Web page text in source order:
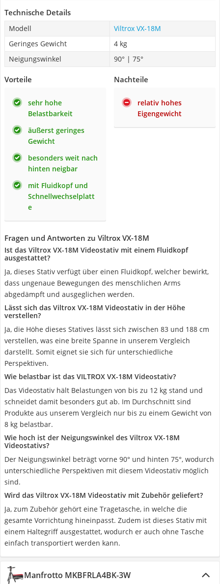
Technische Details
Modell
Viltrox VX-18M
Geringes Gewicht
4 kg
Neigungswinkel
90° | 75°
Vorteile
sehr hohe
Belastbarkeit
äußerst geringes
Gewicht
besonders weit nach
hinten neigbar
mit Fluidkopf und
Schnellwechselplatt
e
Nachteile
relativ hohes
Eigengewicht
Fragen und Antworten zu Viltrox VX-18M
Ist das Viltrox VX-18M Videostativ mit einem Fluidkopf
ausgestattet?
Ja, dieses Stativ verfügt über einen Fluidkopf, welcher bewirkt,
dass ungenaue Bewegungen des menschlichen Arms
abgedämpft und ausgeglichen werden.
Lässt sich das Viltrox VX-18M Videostativ in der Höhe
verstellen?
Ja, die Höhe dieses Statives lässt sich zwischen 83 und 188 cm
verstellen, was eine breite Spanne in unserem Vergleich
darstellt. Somit eignet sie sich für unterschiedliche
Perspektiven.
Wie belastbar ist das VILTROX VX-18M Videostativ?
Das Videostativ hält Belastungen von bis zu 12 kg stand und
schneidet damit besonders gut ab. Im Durchschnitt sind
Produkte aus unserem Vergleich nur bis zu einem Gewicht von
8 kg belastbar.
Wie hoch ist der Neigungswinkel des Viltrox VX-18M
Videostativs?
Der Neigungswinkel beträgt vorne 90° und hinten 75°, wodurch
unterschiedliche Perspektiven mit diesem Videostativ möglich
sind.
Wird das Viltrox VX-18M Videostativ mit Zubehör geliefert?
Ja, zum Zubehör gehört eine Tragetasche, in welche die
gesamte Vorrichtung hineinpasst. Zudem ist dieses Stativ mit
einem Haltegriff ausgestattet, wodurch er auch ohne Tasche
einfach transportiert werden kann.
Manfrotto MKBFRLA4BK-3W